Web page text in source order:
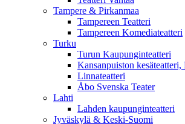
Tampere & Pirkanmaa
Tampereen Teatteri
Tampereen Komediateatteri
Turku
Turun Kaupunginteatteri
Kansanpuiston kesäteatteri,
Linnateatteri
Åbo Svenska Teater
Lahti
Lahden kaupunginteatteri
Jyväskylä & Keski-Suomi